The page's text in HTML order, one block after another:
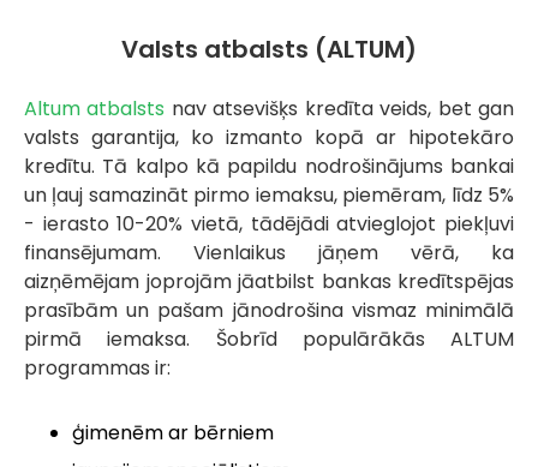
Valsts atbalsts (ALTUM)
Altum atbalsts nav atsevišķs kredīta veids, bet gan
valsts garantija, ko izmanto kopā ar hipotekāro
kredītu. Tā kalpo kā papildu nodrošinājums bankai
un ļauj samazināt pirmo iemaksu, piemēram, līdz 5%
- ierasto 10-20% vietā, tādējādi atvieglojot piekļuvi
finansējumam. Vienlaikus jāņem vērā, ka
aizņēmējam joprojām jāatbilst bankas kredītspējas
prasībām un pašam jānodrošina vismaz minimālā
pirmā iemaksa. Šobrīd populārākās ALTUM
programmas ir:
ģimenēm ar bērniem